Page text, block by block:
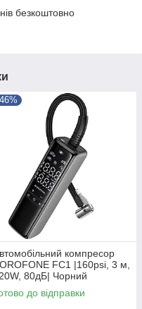
безкоштовно
компресор
FC1 |160psi, 3 м,
80дБ| Чорний
до відправки